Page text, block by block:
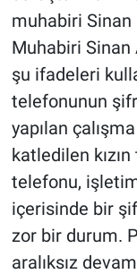
muhabiri Sinan
Muhabiri Sinan
şu ifadeleri
telefonunun
yapılan
katledilen
telefonu,
içerisinde bir
zor bir durum.
aralıksız